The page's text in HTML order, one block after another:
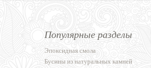
Популярные разделы
Эпоксидная смола
Бусины из натуральных камней